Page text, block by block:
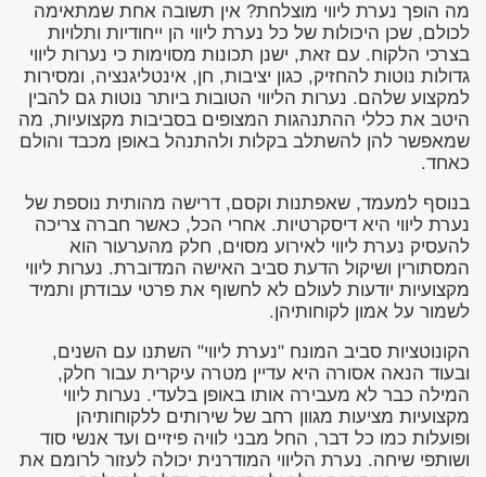
מה הופך נערת ליווי מוצלחת? אין תשובה אחת שמתאימה
לכולם, שכן היכולות של כל נערת ליווי הן ייחודיות ותלויות
בצרכי הלקוח. עם זאת, ישנן תכונות מסוימות כי נערות ליווי
גדולות נוטות להחזיק, כגון יציבות, חן, אינטליגנציה, ומסירות
למקצוע שלהם. נערות הליווי הטובות ביותר נוטות גם להבין
היטב את כללי ההתנהגות המצופים בסביבות מקצועיות, מה
שמאפשר להן להשתלב בקלות ולהתנהל באופן מכבד והולם
כאחד.
בנוסף למעמד, שאפתנות וקסם, דרישה מהותית נוספת של
נערת ליווי היא דיסקרטיות. אחרי הכל, כאשר חברה צריכה
להעסיק נערת ליווי לאירוע מסוים, חלק מהערעור הוא
המסתורין ושיקול הדעת סביב האישה המדוברת. נערות ליווי
מקצועיות יודעות לעולם לא לחשוף את פרטי עבודתן ותמיד
לשמור על אמון לקוחותיהן.
הקונוטציות סביב המונח "נערת ליווי" השתנו עם השנים,
ובעוד הנאה אסורה היא עדיין מטרה עיקרית עבור חלק,
המילה כבר לא מעבירה אותו באופן בלעדי. נערות ליווי
מקצועיות מציעות מגוון רחב של שירותים ללקוחותיהן
ופועלות כמו כל דבר, החל מבני לוויה פיזיים ועד אנשי סוד
ושותפי שיחה. נערת הליווי המודרנית יכולה לעזור לרומם את